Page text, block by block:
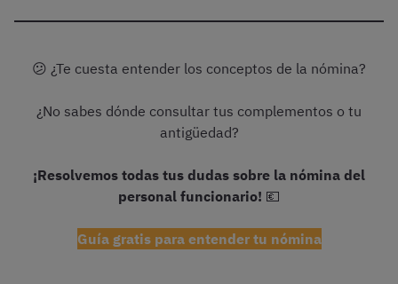
😕 ¿Te cuesta entender los conceptos de la nómina?
¿No sabes dónde consultar tus complementos o tu
antigüedad?
¡Resolvemos todas tus dudas sobre la nómina del
personal funcionario! 💶
Guía gratis para entender tu nómina